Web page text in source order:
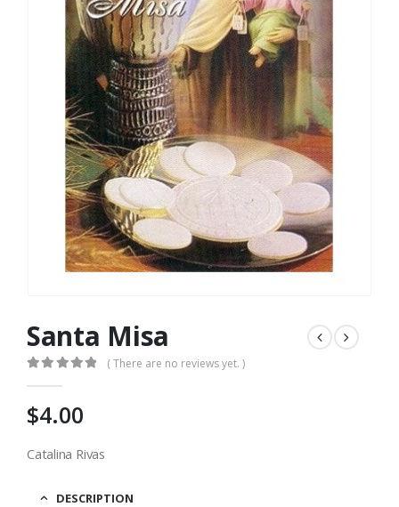
Santa Misa
( There are no reviews yet. )
$4.00
Catalina Rivas
DESCRIPTION